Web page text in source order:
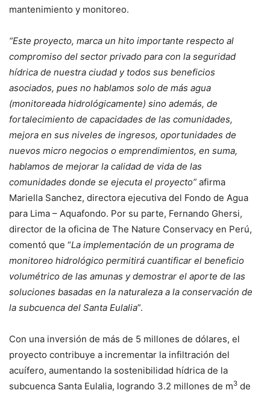
mantenimiento y monitoreo.
“Este proyecto, marca un hito importante respecto al
compromiso del sector privado para con la seguridad
hídrica de nuestra ciudad y todos sus beneficios
asociados, pues no hablamos solo de más agua
(monitoreada hidrológicamente) sino además, de
fortalecimiento de capacidades de las comunidades,
mejora en sus niveles de ingresos, oportunidades de
nuevos micro negocios o emprendimientos, en suma,
hablamos de mejorar la calidad de vida de las
comunidades donde se ejecuta el proyecto” afirma
Mariella Sanchez, directora ejecutiva del Fondo de Agua
para Lima – Aquafondo. Por su parte, Fernando Ghersi,
director de la oficina de The Nature Conservacy en Perú,
comentó que “La implementación de un programa de
monitoreo hidrológico permitirá cuantificar el beneficio
volumétrico de las amunas y demostrar el aporte de las
soluciones basadas en la naturaleza a la conservación de
la subcuenca del Santa Eulalia”.
Con una inversión de más de 5 millones de dólares, el
proyecto contribuye a incrementar la infiltración del
acuífero, aumentando la sostenibilidad hídrica de la
subcuenca Santa Eulalia, logrando 3.2 millones de m3 de